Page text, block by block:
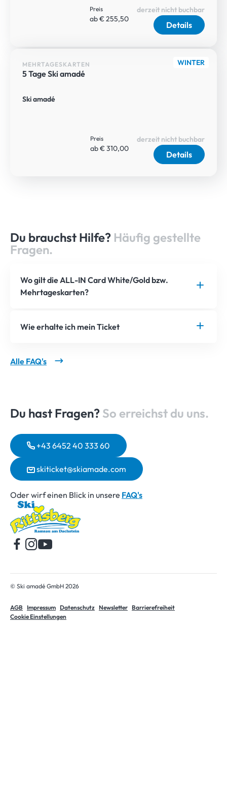
Preis
ab € 255,50
Details
derzeit nicht buchbar
WINTER
MEHRTAGESKARTEN
5 Tage Ski amadé
Ski amadé
Preis
ab € 310,00
Details
derzeit nicht buchbar
Du brauchst Hilfe? Häufig gestellte
Fragen.
Wo gilt die ALL-IN Card White/Gold bzw.
Mehrtageskarten?
Wie erhalte ich mein Ticket
Alle FAQ's
Du hast Fragen? So erreichst du uns.
+43 6452 40 333 60
skiticket@skiamade.com
Oder wirf einen Blick in unsere FAQ's
© Ski amadé GmbH 2026
AGB Impressum Datenschutz Newsletter Barrierefreiheit
Cookie Einstellungen